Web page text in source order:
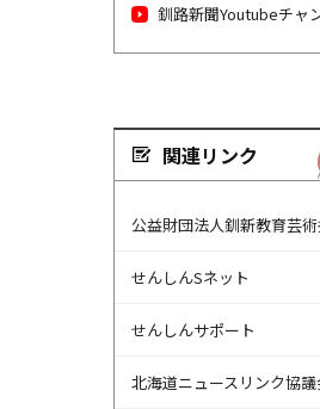
釧路新聞Youtubeチャ
関連リンク
公益財団法人釧新教育芸
せんしんSネット
せんしんサポート
北海道ニュースリンク協